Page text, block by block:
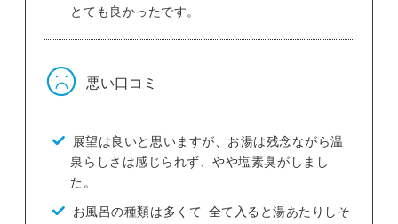
とても良かったです。
悪い口コミ
展望は良いと思いますが、お湯は残念ながら温
泉らしさは感じられず、やや塩素臭がしまし
た。
お風呂の種類は多くて 全て入ると湯あたりしそ